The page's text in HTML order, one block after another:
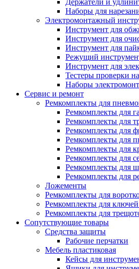
Держатели и
Наборы для
Электромонтажный
Инструмент для
Инструмент для
Инструмент для
Режущий
Инструмент для
Тестеры проверки
Наборы
Сервис и ремонт
Ремкомплекты для
Ремкомплекты для
Ремкомплекты для
Ремкомплекты для
Ремкомплекты для
Ремкомплекты для
Ремкомплекты для
Ремкомплекты для
Ремкомплекты для
Ложементы
Ремкомплекты для
Ремкомплекты для
Ремкомплекты для
Сопутствующие товары
Средства защиты
Рабочие перчатки
Мебель пластиковая
Кейсы для